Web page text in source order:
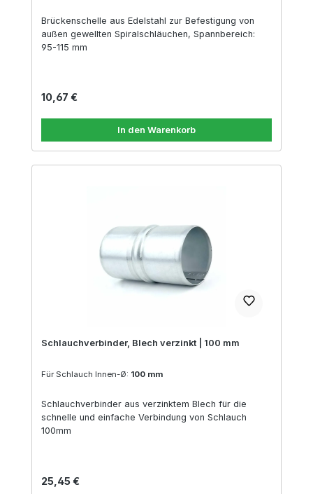
Brückenschelle aus Edelstahl zur Befestigung von
außen gewellten Spiralschläuchen, Spannbereich:
95-115 mm
Regulärer Preis:
10,67 €
In den Warenkorb
Schlauchverbinder, Blech verzinkt | 100 mm
Für Schlauch Innen-Ø: 100 mm
Schlauchverbinder aus verzinktem Blech für die
schnelle und einfache Verbindung von Schlauch
100mm
Regulärer Preis:
25,45 €